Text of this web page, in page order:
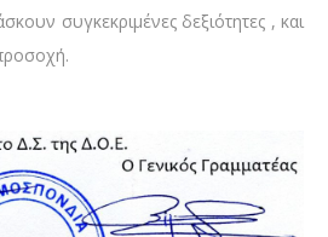
συγκεκριμένες δεξιότητες , και